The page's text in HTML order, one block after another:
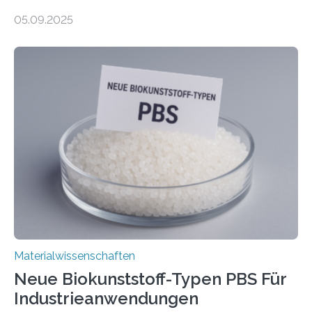
– nur eine Atomlage dick, aber extrem leitfähig und
Sensoren, leistungsstarken Batterien und effizienten
Solarzellen. Eine neue Studie hebt das Potenzial nun
noch auf ein neues Level: Zum ersten Mal haben
Forschende an der Universität Göttingen gemeinsam
mit Kollegen aus Braunschweig, Bremen und der
Schweiz direkt beobachtet, wie in Graphen…
05.09.2025
Materialwissenschaften
Neue Biokunststoff-Typen PBS Für
Industrieanwendungen